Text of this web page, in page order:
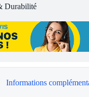
Durabilité
Informations